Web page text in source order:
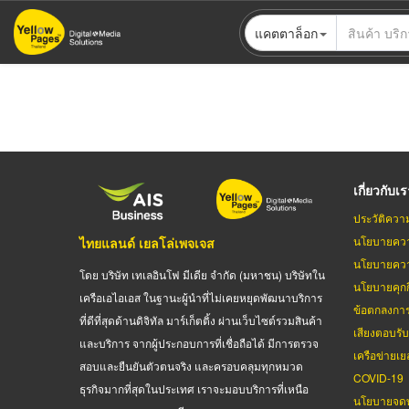
ข้าม
ไป
แคตตาล็อก
ไทยแลนด์ เยลโล่เพจเจส
โดย บริษัท เทเลอินโฟ มีเดีย จำกัด (มหาชน) บริษัทใน
เครือเอไอเอส ในฐานะผู้นำที่ไม่เคยหยุดพัฒนาบริการ
ที่ดีที่สุดด้านดิจิทัล มาร์เก็ตติ้ง ผ่านเว็บไซต์รวมสินค้า
และบริการ จากผู้ประกอบการที่เชื่อถือได้ มีการตรวจ
สอบและยืนยันตัวตนจริง และครอบคลุมทุกหมวด
ธุรกิจมากที่สุดในประเทศ เราจะมอบบริการที่เหนือ
เกี่ยวกับเ
ประวัติควา
นโยบายค
นโยบายคว
นโยบายคุก
ข้อตกลงกา
เสียงตอบ
เครือข่ายเ
COVID-19
นโยบายจด